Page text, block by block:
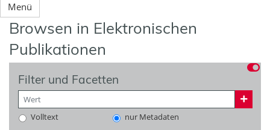
Menü
Browsen in Elektronischen
Publikationen
Filter und Facetten
Volltext
nur Metadaten